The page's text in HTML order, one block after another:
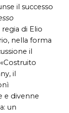
il successo
di Elio
nella forma
il
il
e divenne
un